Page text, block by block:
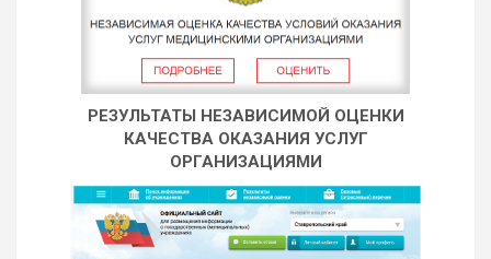
РЕЗУЛЬТАТЫ НЕЗАВИСИМОЙ ОЦЕНКИ
КАЧЕСТВА ОКАЗАНИЯ УСЛУГ
ОРГАНИЗАЦИЯМИ